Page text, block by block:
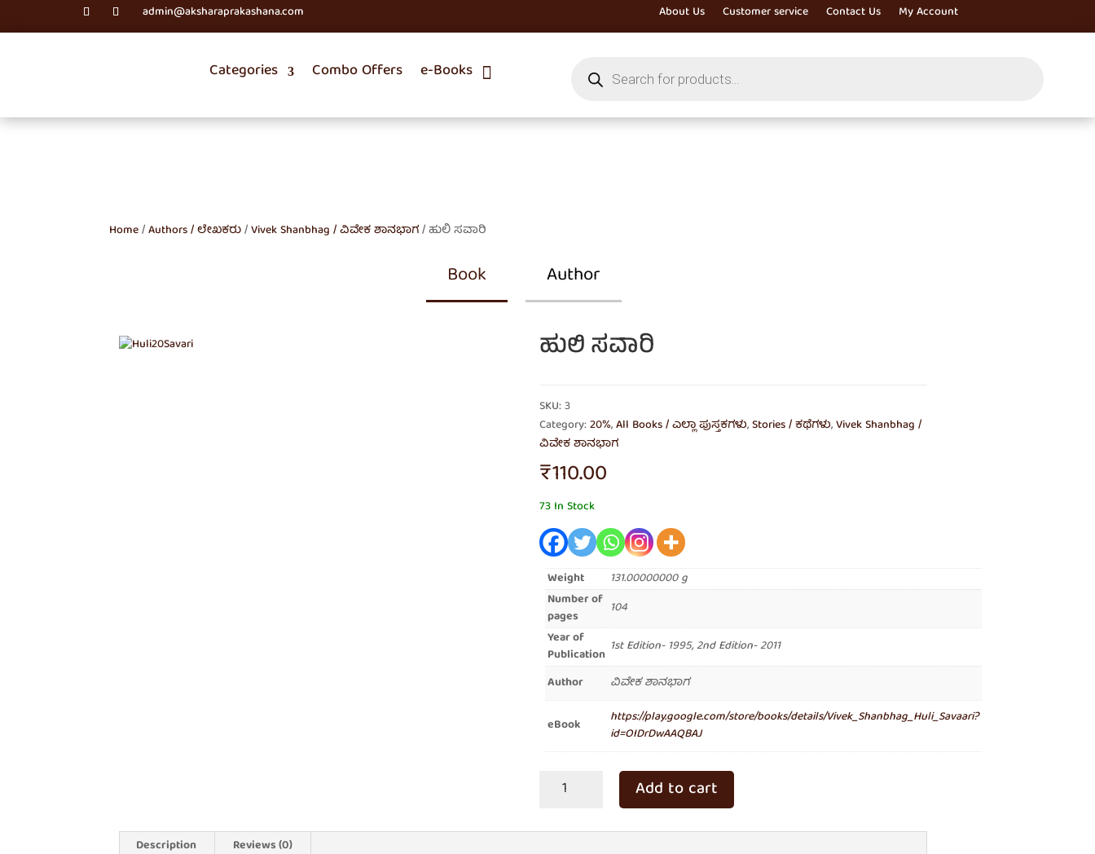
admin@aksharaprakashana.com About Us Customer service Contact Us My Account
Categories Combo Offers e-Books search
Home/Authors / ಲೇಖಕರು/Vivek Shanbhag / ವಿವೇಕ ಶಾನಭಾಗ/ ಹುಲಿ ಸವಾರಿ
Book Author
ಹುಲಿ ಸವಾರಿ
SKU: 3
Category:20%,All Books / ಎಲ್ಲಾ ಪುಸ್ತಕಗಳು,Stories / ಕಥೆಗಳು,Vivek Shanbhag /
ವಿವೇಕ ಶಾನಭಾಗ
₹110.00
73 In Stock
Weight
131.00000000 g
Number of
pages
104
Year of
Publication 1st Edition- 1995, 2nd Edition- 2011
Author
ವಿವೇಕ ಶಾನಭಾಗ
eBook
https://play.google.com/store/books/details/Vivek_Shanbhag_Huli_Savaari?
id=OIDrDwAAQBAJ
ಸವಾರಿ
Add to cart
Description Reviews (0)